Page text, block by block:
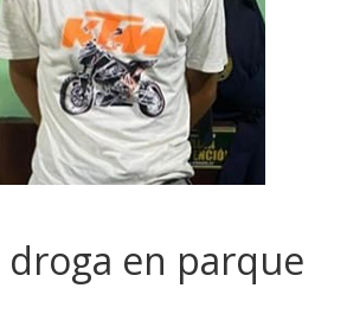
droga en parque